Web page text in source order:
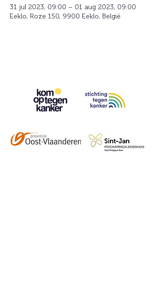
31 jul 2023, 09:00 – 01 aug 2023, 09:00
Eeklo, Roze 150, 9900 Eeklo, België